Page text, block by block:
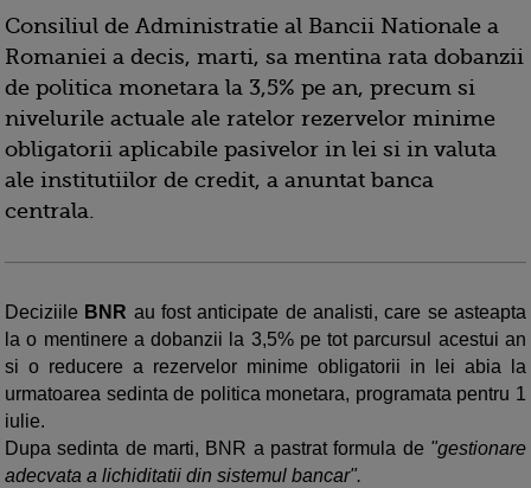
Consiliul de Administratie al Bancii Nationale a
Romaniei a decis, marti, sa mentina rata dobanzii
de politica monetara la 3,5% pe an, precum si
nivelurile actuale ale ratelor rezervelor minime
obligatorii aplicabile pasivelor in lei si in valuta
ale institutiilor de credit, a anuntat banca
centrala.
Deciziile BNR au fost anticipate de analisti, care se asteapta
la o mentinere a dobanzii la 3,5% pe tot parcursul acestui an
si o reducere a rezervelor minime obligatorii in lei abia la
urmatoarea sedinta de politica monetara, programata pentru 1
iulie.
Dupa sedinta de marti, BNR a pastrat formula de "gestionare
adecvata a lichiditatii din sistemul bancar".